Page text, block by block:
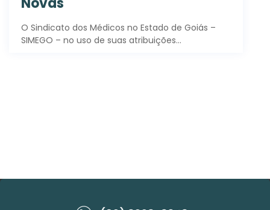
O Sindicato dos Médicos no Estado de Goiás –
SIMEGO – no uso de suas atribuições…